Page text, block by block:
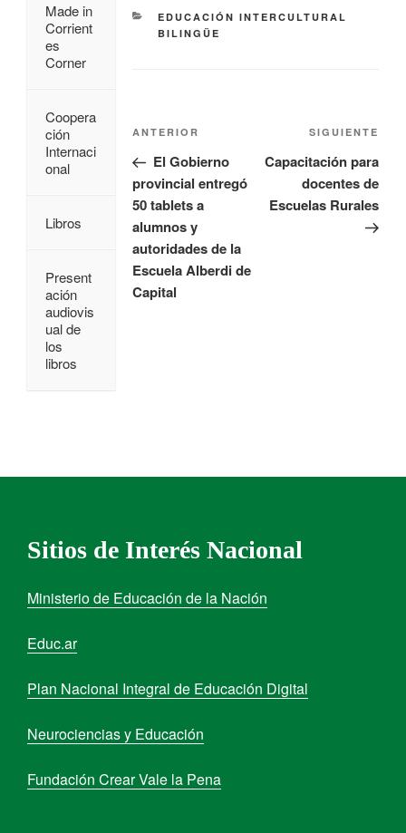
EDUCACIÓN INTERCULTURAL
BILINGÜE
ANTERIOR
El Gobierno
provincial entregó
50 tablets a
alumnos y
autoridades de la
Escuela Alberdi de
Capital
SIGUIENTE
Capacitación para
docentes de
Escuelas Rurales
Made in
Corrient
es
Corner
Coopera
ción
Internaci
onal
Libros
Present
ación
audiovis
ual de
los
libros
Sitios de Interés Nacional
Ministerio de Educación de la Nación
Educ.ar
Plan Nacional Integral de Educación Digital
Neurociencias y Educación
Fundación Crear Vale la Pena